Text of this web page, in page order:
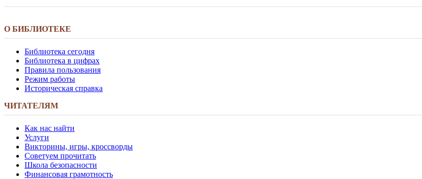
О БИБЛИОТЕКЕ
Библиотека сегодня
Библиотека в цифрах
Правила пользования
Режим работы
Историческая справка
ЧИТАТЕЛЯМ
Как нас найти
Услуги
Викторины, игры, кроссворды
Советуем прочитать
Школа безопасности
Финансовая грамотность